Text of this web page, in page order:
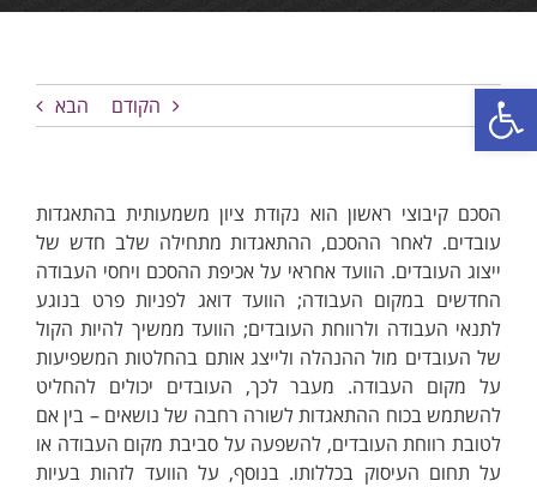
פתח סרגל נגישות הקודם הבא
הסכם קיבוצי ראשון הוא נקודת ציון משמעותית בהתאגדות
עובדים. לאחר ההסכם, ההתאגדות מתחילה שלב חדש של
ייצוג העובדים. הוועד אחראי על אכיפת ההסכם ויחסי העבודה
החדשים במקום העבודה; הוועד דואג לפניות פרט בנוגע
לתנאי העבודה ולרווחת העובדים; הוועד ממשיך להיות הקול
של העובדים מול ההנהלה ולייצג אותם בהחלטות המשפיעות
על מקום העבודה. מעבר לכך, העובדים יכולים להחליט
להשתמש בכוח ההתאגדות לשורה רחבה של נושאים – בין אם
לטובת רווחת העובדים, להשפעה על סביבת מקום העבודה או
על תחום העיסוק בכללותו. בנוסף, על הוועד לזהות בעיות